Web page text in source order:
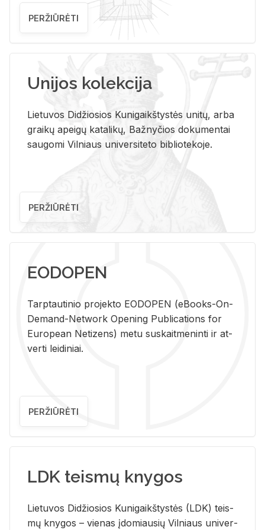
PERŽIŪRĖTI
Unijos kolekcija
Lietuvos Didžiosios Kunigaikštystės unitų, arba
graikų apeigų katalikų, Bažnyčios dokumentai
saugomi Vilniaus universiteto bibliotekoje.
PERŽIŪRĖTI
EODOPEN
Tarp­tau­ti­nio pro­jek­to EO­DO­PEN (eBo­oks-On-
De­mand-Ne­twork Ope­ning Pub­li­ca­tions for
Eu­ro­pe­an Ne­ti­zens) metu su­skait­me­nin­ti ir at­
ver­ti lei­di­niai.
PERŽIŪRĖTI
LDK teismų knygos
Lie­tu­vos Di­džio­sios Ku­ni­gaikš­tys­tės (LDK) teis­
mų kny­gos – vie­nas įdo­miau­sių Vil­niaus uni­ver­